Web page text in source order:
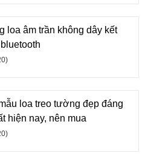
loa âm trần không dây kết
loa treo tường đẹp đáng
hiện nay, nên mua